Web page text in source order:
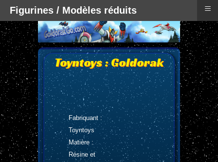
Toyntoys : Goldorak
Fabriquant :
Toyntoys
Matière :
Résine et
Figurines / Modèles réduits ≡